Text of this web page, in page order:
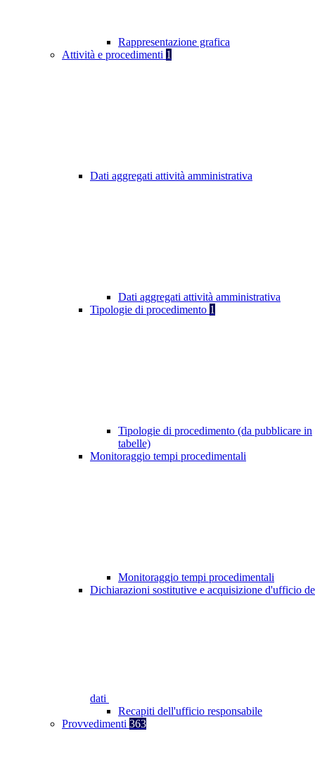
Rappresentazione grafica
Attività e procedimenti 1
Dati aggregati attività amministrativa
Dati aggregati attività amministrativa
Tipologie di procedimento 1
Tipologie di procedimento (da pubblicare in
tabelle)
Monitoraggio tempi procedimentali
Monitoraggio tempi procedimentali
Dichiarazioni sostitutive e acquisizione d'ufficio
dati
Recapiti dell'ufficio responsabile
Provvedimenti 363